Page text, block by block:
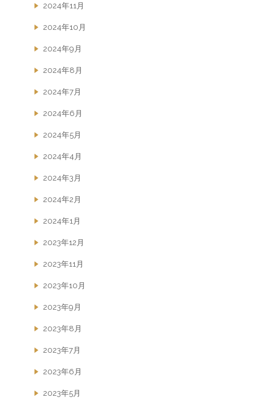
2024年11月
2024年10月
2024年9月
2024年8月
2024年7月
2024年6月
2024年5月
2024年4月
2024年3月
2024年2月
2024年1月
2023年12月
2023年11月
2023年10月
2023年9月
2023年8月
2023年7月
2023年6月
2023年5月